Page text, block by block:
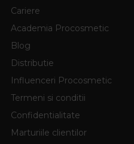
Cariere
Academia Procosmetic
Blog
Distributie
Influenceri Procosmetic
Termeni si conditii
Confidentialitate
Marturiile clientilor